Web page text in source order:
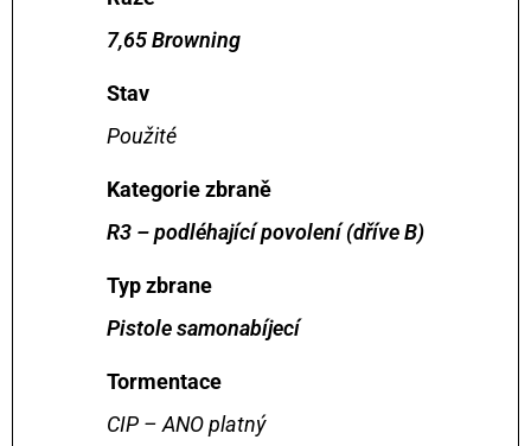
7,65 Browning
Stav
Použité
Kategorie zbraně
R3 – podléhající povolení (dříve B)
Typ zbrane
Pistole samonabíjecí
Tormentace
CIP – ANO platný